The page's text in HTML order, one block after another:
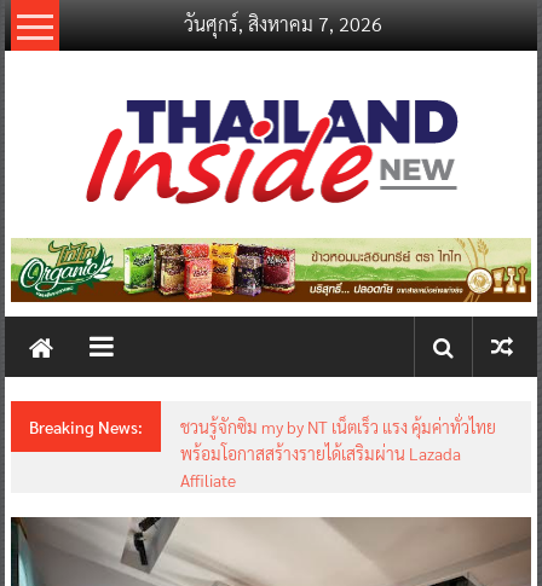
Skip
to
วันศุกร์, สิงหาคม 7, 2026
thailandinsidenew.com
Thailand
New
Breaking News:
ชวนรู้จักซิม my by NT เน็ตเร็ว แรง คุ้มค่าทั่วไทย
พร้อมโอกาสสร้างรายได้เสริมผ่าน Lazada
Affiliate